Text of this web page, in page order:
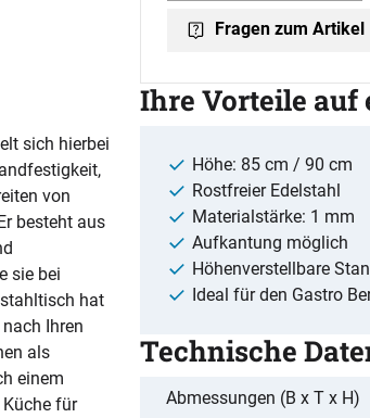
Fragen zum Artikel
sich hierbei
von
besteht aus
sie bei
hat
Ihren
als
einem
für
Ihre Vorteile auf
Höhe: 85 cm / 90 cm
Rostfreier Edelstahl
Materialstärke: 1 mm
Aufkantung möglich
Höhenverstellbare
Ideal für den Gastro
Technische
Abmessungen (B x T x H)